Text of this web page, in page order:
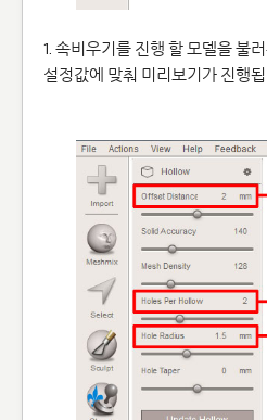
1. 속비우기를 진행 할 모델을 불
설정값에 맞춰 미리보기가 진행